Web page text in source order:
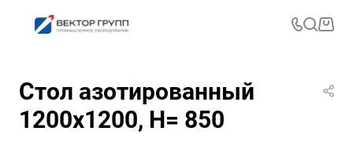
Стол азотированный
1200x1200, Н= 850